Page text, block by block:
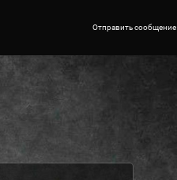
Отправить сообщение